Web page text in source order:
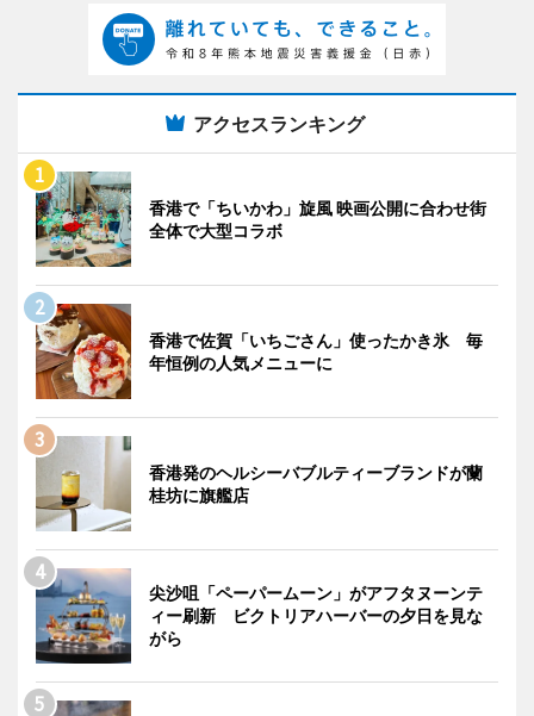
アクセスランキング
香港で「ちいかわ」旋風 映画公開に合わせ街
全体で大型コラボ
香港で佐賀「いちごさん」使ったかき氷 毎
年恒例の人気メニューに
香港発のヘルシーバブルティーブランドが蘭
桂坊に旗艦店
尖沙咀「ペーパームーン」がアフタヌーンテ
ィー刷新 ビクトリアハーバーの夕日を見な
がら